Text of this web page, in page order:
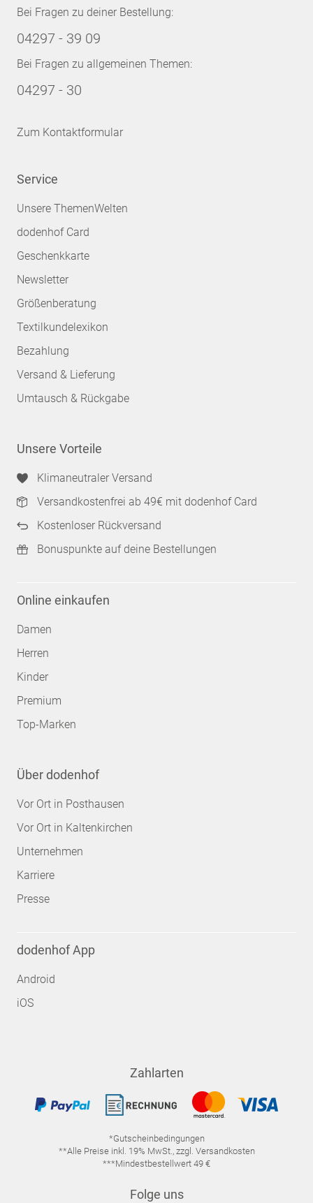
Bei Fragen zu deiner Bestellung:
04297 - 39 09
Bei Fragen zu allgemeinen Themen:
04297 - 30
Zum Kontaktformular
Service
Unsere ThemenWelten
dodenhof Card
Geschenkkarte
Newsletter
Größenberatung
Textilkundelexikon
Bezahlung
Versand & Lieferung
Umtausch & Rückgabe
Unsere Vorteile
Klimaneutraler Versand
Versandkostenfrei ab 49€ mit dodenhof Card
Kostenloser Rückversand
Bonuspunkte auf deine Bestellungen
Online einkaufen
Damen
Herren
Kinder
Premium
Top-Marken
Über dodenhof
Vor Ort in Posthausen
Vor Ort in Kaltenkirchen
Unternehmen
Karriere
Presse
dodenhof App
Android
iOS
Zahlarten
*Gutscheinbedingungen
**Alle Preise inkl. 19% MwSt., zzgl. Versandkosten
***Mindestbestellwert 49 €
Folge uns